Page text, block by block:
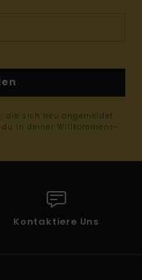
die sich neu angemeldet
in deiner Willkommens-
Kontaktiere Uns